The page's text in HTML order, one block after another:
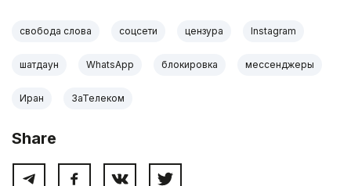
свобода слова соцсети цензура Instagram
шатдаун WhatsApp блокировка мессенджеры
Иран ЗаТелеком
Share